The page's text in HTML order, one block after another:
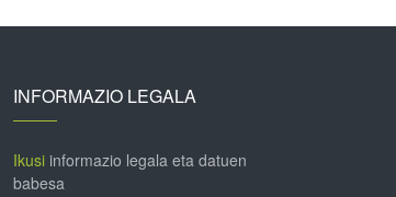
INFORMAZIO LEGALA
Ikusiinformazio legala eta datuen
babesa